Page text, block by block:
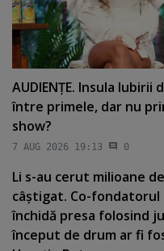
AUDIENŢE. Insula Iubirii
între primele, dar nu
show?
7 AUG 2026 19:13 0
Li s-au cerut milioane
câştigat. Co-fondatorul
închidă presa folosind
început de drum ar fi